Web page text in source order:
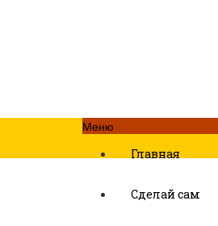
Меню
Главная
Сделай сам